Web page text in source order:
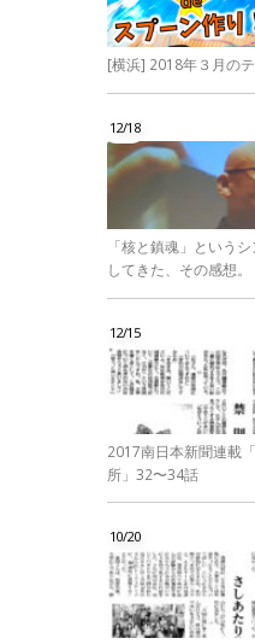
[横浜] 2018年３月の
12/18
「核と鎮魂」という
してきた、その感想。
12/15
2017南日本新聞連載
所」32〜34話
10/20